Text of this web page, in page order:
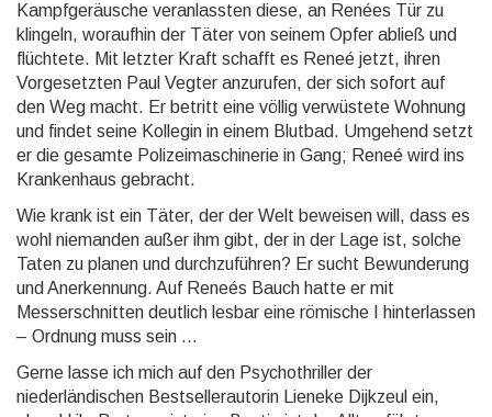
Kampfgeräusche veranlassten diese, an Renées Tür zu
klingeln, woraufhin der Täter von seinem Opfer abließ und
flüchtete. Mit letzter Kraft schafft es Reneé jetzt, ihren
Vorgesetzten Paul Vegter anzurufen, der sich sofort auf
den Weg macht. Er betritt eine völlig verwüstete Wohnung
und findet seine Kollegin in einem Blutbad. Umgehend setzt
er die gesamte Polizeimaschinerie in Gang; Reneé wird ins
Krankenhaus gebracht.
Wie krank ist ein Täter, der der Welt beweisen will, dass es
wohl niemanden außer ihm gibt, der in der Lage ist, solche
Taten zu planen und durchzuführen? Er sucht Bewunderung
und Anerkennung. Auf Reneés Bauch hatte er mit
Messerschnitten deutlich lesbar eine römische I hinterlassen
– Ordnung muss sein ...
Gerne lasse ich mich auf den Psychothriller der
niederländischen Bestsellerautorin Lieneke Dijkzeul ein,